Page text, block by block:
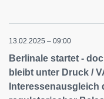
13.02.2025 – 09:00
Berlinale startet -
bleibt unter Druck /